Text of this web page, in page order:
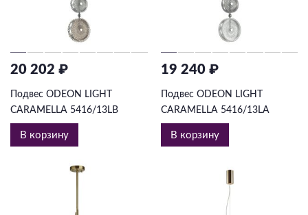
20 202 ₽
Подвес ODEON LIGHT
CARAMELLA 5416/13LB
В корзину
19 240 ₽
Подвес ODEON LIGHT
CARAMELLA 5416/13LA
В корзину